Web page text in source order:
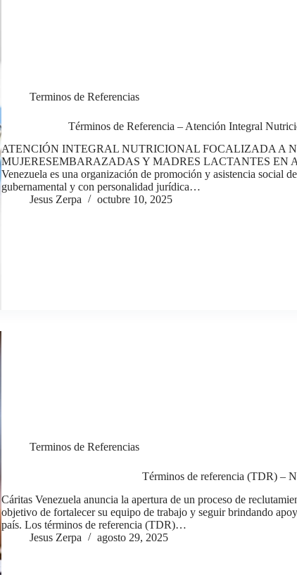
Terminos de Referencias
Términos de Referencia – Atención Integral
ATENCIÓN INTEGRAL NUTRICIONAL FOCALIZADA A
MUJERESEMBARAZADAS Y MADRES LACTANTES EN
Venezuela es una organización de promoción y asistencia social
gubernamental y con personalidad jurídica…
Jesus Zerpa
octubre 10, 2025
Terminos de Referencias
Términos de referencia (TDR) –
Cáritas Venezuela anuncia la apertura de un proceso de
objetivo de fortalecer su equipo de trabajo y seguir brindando
país. Los términos de referencia (TDR)…
Jesus Zerpa
agosto 29, 2025